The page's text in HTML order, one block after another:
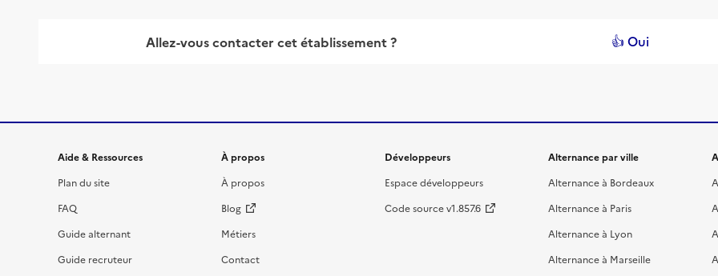
Allez-vous contacter cet établissement? 👍 Oui
Informations et liens du site
Aide & Ressources
Plan du site
FAQ
Guide alternant
Guide recruteur
À propos
À propos
Blog
Métiers
Contact
Développeurs
Espace développeurs
Code source v1.857.6
Alternance par ville
Alternance à Bordeaux
Alternance à Paris
Alternance à Lyon
Alternance à Marseille